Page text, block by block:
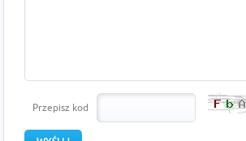
Przepisz kod